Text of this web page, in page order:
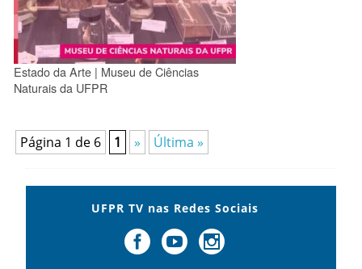
Estado da Arte | Museu de Ciências
Naturais da UFPR
Página 1 de 6 1 » Última »
UFPR TV nas Redes Sociais